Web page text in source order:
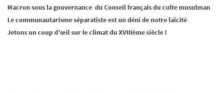
Macron sous la gouvernance du Conseil français du culte musulman
Le communautarisme séparatiste est un déni de notre laïcité
Jetons un coup d’œil sur le climat du XVIIIème siècle !